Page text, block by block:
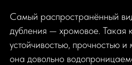
Самый распространённый
дубления — хромовое. Такая
устойчивостью, прочностью
она довольно